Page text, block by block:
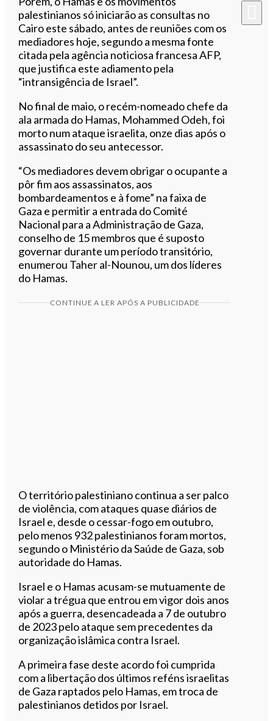
palestinianos só iniciarão as consultas no
Cairo este sábado, antes de reuniões com os
mediadores hoje, segundo a mesma fonte
citada pela agência noticiosa francesa AFP,
que justifica este adiamento pela
“intransigência de Israel”.
No final de maio, o recém-nomeado chefe da
ala armada do Hamas, Mohammed Odeh, foi
morto num ataque israelita, onze dias após o
assassinato do seu antecessor.
“Os mediadores devem obrigar o ocupante a
pôr fim aos assassinatos, aos
bombardeamentos e à fome” na faixa de
Gaza e permitir a entrada do Comité
Nacional para a Administração de Gaza,
conselho de 15 membros que é suposto
governar durante um período transitório,
enumerou Taher al-Nounou, um dos líderes
do Hamas.
CONTINUE A LER APÓS A PUBLICIDADE
O território palestiniano continua a ser palco
de violência, com ataques quase diários de
Israel e, desde o cessar-fogo em outubro,
pelo menos 932 palestinianos foram mortos,
segundo o Ministério da Saúde de Gaza, sob
autoridade do Hamas.
Israel e o Hamas acusam-se mutuamente de
violar a trégua que entrou em vigor dois anos
após a guerra, desencadeada a 7 de outubro
de 2023 pelo ataque sem precedentes da
organização islâmica contra Israel.
A primeira fase deste acordo foi cumprida
com a libertação dos últimos reféns israelitas
de Gaza raptados pelo Hamas, em troca de
palestinianos detidos por Israel.